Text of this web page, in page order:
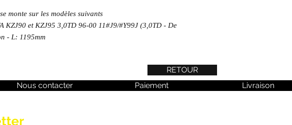
monte sur les modèles suivants
KZJ90 et KZJ95 3,0TD 96-00 11#J9/#Y99J (3,0TD - De
- L: 1195mm
RETOUR
Nous contacter Paiement Livraison